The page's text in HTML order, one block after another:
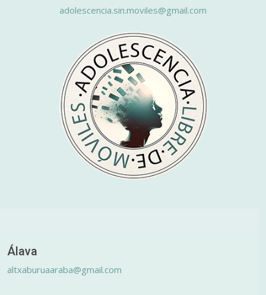
adolescencia.sin.moviles@gmail.com
Álava
altxaburuaaraba@gmail.com